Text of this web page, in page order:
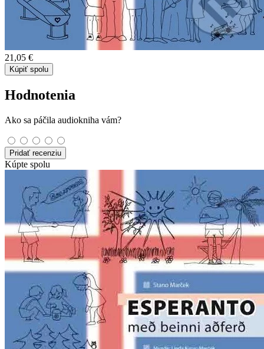
21,05 €
Kúpiť spolu
Hodnotenia
Ako sa páčila audiokniha vám?
Pridať recenziu
Kúpte spolu